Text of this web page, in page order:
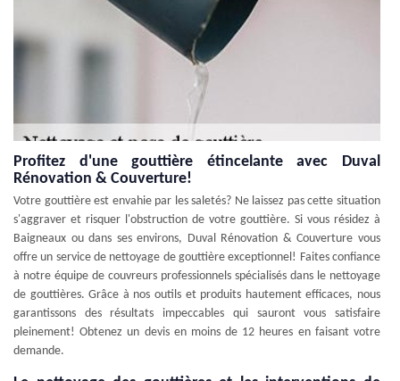
Profitez d'une gouttière étincelante avec Duval
Rénovation & Couverture!
Votre gouttière est envahie par les saletés? Ne laissez pas cette situation
s'aggraver et risquer l'obstruction de votre gouttière. Si vous résidez à
Baigneaux ou dans ses environs, Duval Rénovation & Couverture vous
offre un service de nettoyage de gouttière exceptionnel! Faites confiance
à notre équipe de couvreurs professionnels spécialisés dans le nettoyage
de gouttières. Grâce à nos outils et produits hautement efficaces, nous
garantissons des résultats impeccables qui sauront vous satisfaire
pleinement! Obtenez un devis en moins de 12 heures en faisant votre
demande.